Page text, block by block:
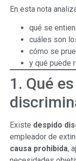
En esta nota
qué se
cuáles son
cómo se
y qué puede
1. Qué
Existe despido
empleador de
causa prohibida,